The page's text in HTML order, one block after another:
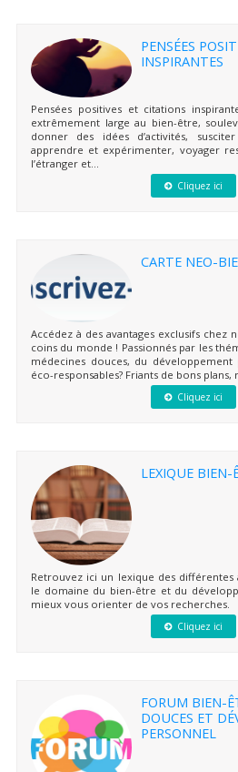
PENSÉES
INSPIRANTES
Pensées positives et citations
extrêmement large au bien-être,
donner des idées d’activités,
apprendre et expérimenter, voyager
l’étranger et...
Cliquez ici
CARTE NEO-
Accédez à des avantages exclusifs chez
coins du monde ! Passionnés par les
médecines douces, du
éco-responsables? Friants de bons plans,
Cliquez ici
LEXIQUE BIEN-
Retrouvez ici un lexique des différentes
le domaine du bien-être et du
mieux vous orienter de vos recherches.
Cliquez ici
FORUM BIEN-
DOUCES ET
PERSONNEL